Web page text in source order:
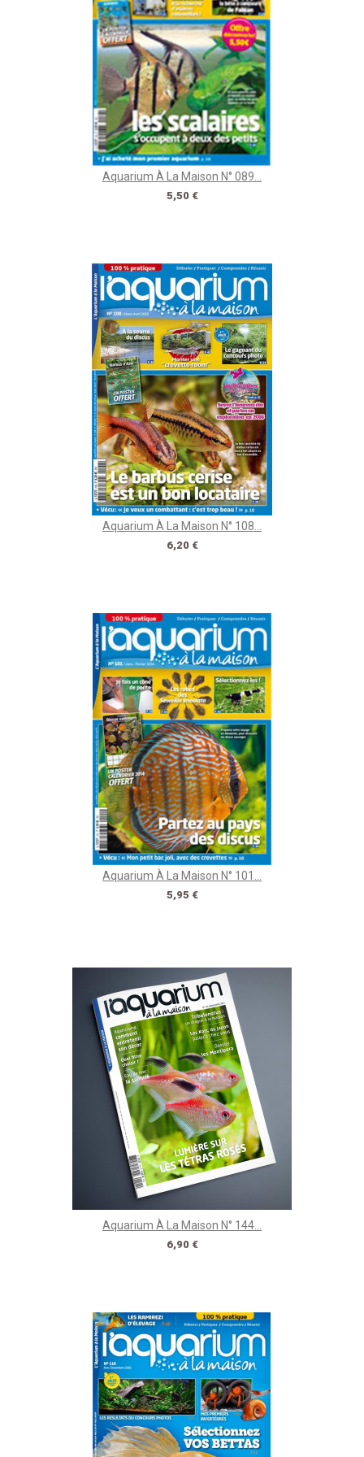
Aquarium À La Maison N° 089...
Prix
5,50 €
Aquarium À La Maison N° 108...
Prix
6,20 €
Aquarium À La Maison N° 101...
Prix
5,95 €
Aquarium À La Maison N° 144...
Prix
6,90 €